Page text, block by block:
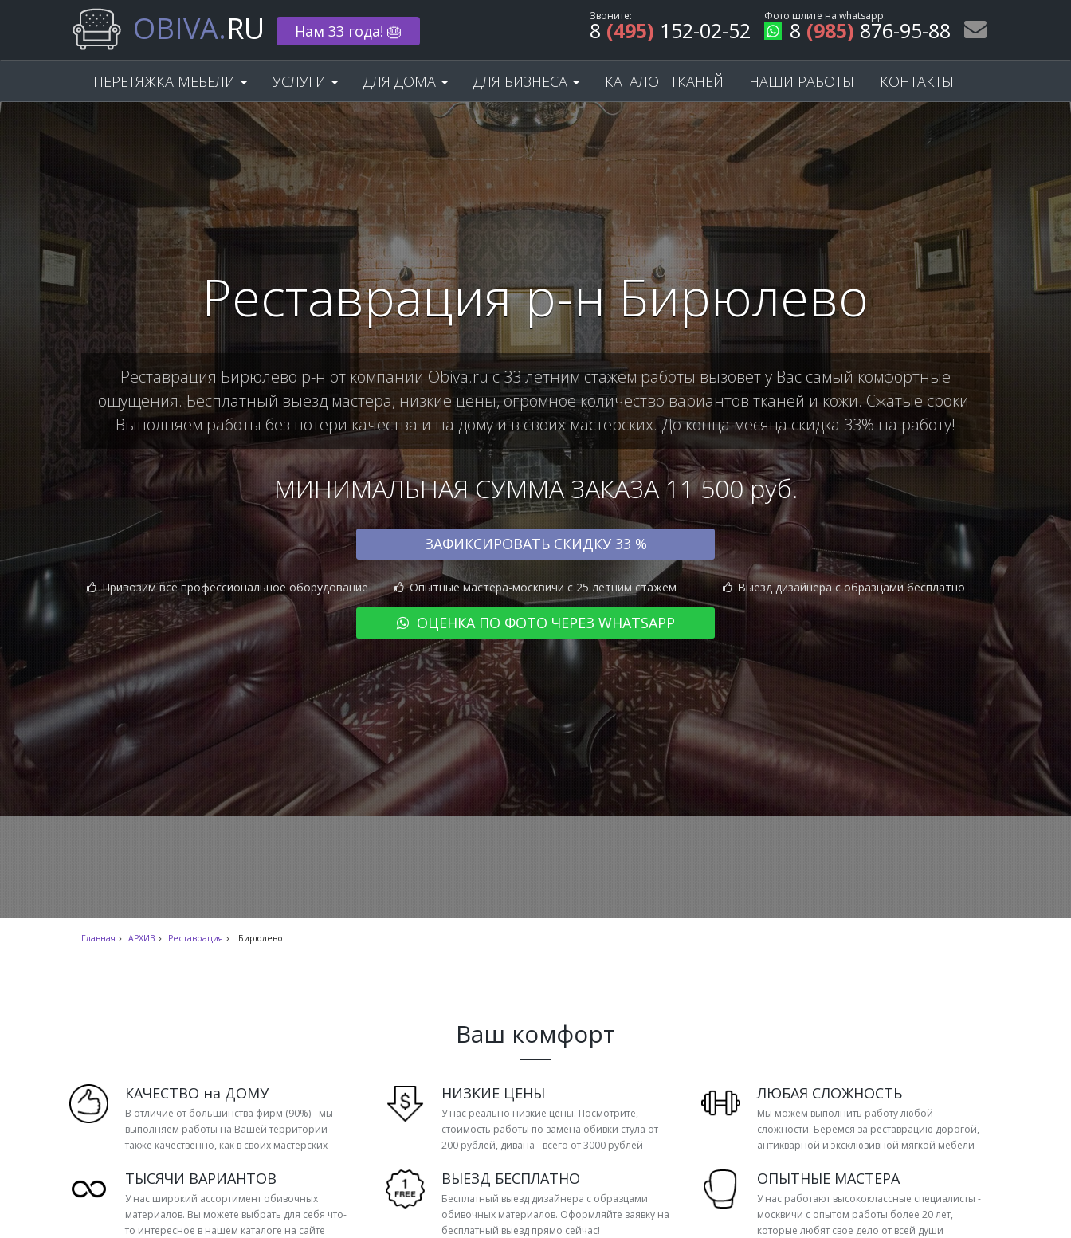
OBIVA.RU Нам 33 года! 🎂
Звоните:
8 (495) 152-02-52
Фото шлите на whatsapp:
8 (985) 876-95-88
ПЕРЕТЯЖКА МЕБЕЛИ УСЛУГИ ДЛЯ ДОМА ДЛЯ БИЗНЕСА КАТАЛОГ ТКАНЕЙ НАШИ РАБОТЫ КОНТАКТЫ
Реставрация р-н Бирюлево
Реставрация Бирюлево р-н от компании Obiva.ru с 33 летним стажем работы вызовет у Вас самый комфортные
ощущения. Бесплатный выезд мастера, низкие цены, огромное количество вариантов тканей и кожи. Сжатые сроки.
Выполняем работы без потери качества и на дому и в своих мастерских. До конца месяца скидка 33% на работу!
МИНИМАЛЬНАЯ СУММА ЗАКАЗА 11 500 руб.
ЗАФИКСИРОВАТЬ СКИДКУ 33 %
Привозим всё профессиональное оборудование Опытные мастера-москвичи с 25 летним стажем Выезд дизайнера с образцами бесплатно
ОЦЕНКА ПО ФОТО ЧЕРЕЗ WHATSAPP
Главная АРХИВ Реставрация Бирюлево
Ваш комфорт
КАЧЕСТВО на ДОМУ
В отличие от большинства фирм (90%) - мы
выполняем работы на Вашей территории
также качественно, как в своих мастерских
НИЗКИЕ ЦЕНЫ
У нас реально низкие цены. Посмотрите,
стоимость работы по замена обивки стула от
200 рублей, дивана - всего от 3000 рублей
ЛЮБАЯ СЛОЖНОСТЬ
Мы можем выполнить работу любой
сложности. Берёмся за реставрацию дорогой,
антикварной и эксклюзивной мягкой мебели
ТЫСЯЧИ ВАРИАНТОВ
У нас широкий ассортимент обивочных
материалов. Вы можете выбрать для себя что-
то интересное в нашем каталоге на сайте
ВЫЕЗД БЕСПЛАТНО
Бесплатный выезд дизайнера с образцами
обивочных материалов. Оформляйте заявку на
бесплатный выезд прямо сейчас!
ОПЫТНЫЕ МАСТЕРА
У нас работают высококлассные специалисты -
москвичи с опытом работы более 20 лет,
которые любят свое дело от всей души